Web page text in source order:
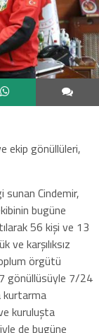
ekip gönüllüleri,
sunan Cindemir,
bugüne
56 kişi ve 13
ve karşılıksız
örgütü
gönüllüsüyle 7/24
kurtarma
kuruluşta
de bugüne